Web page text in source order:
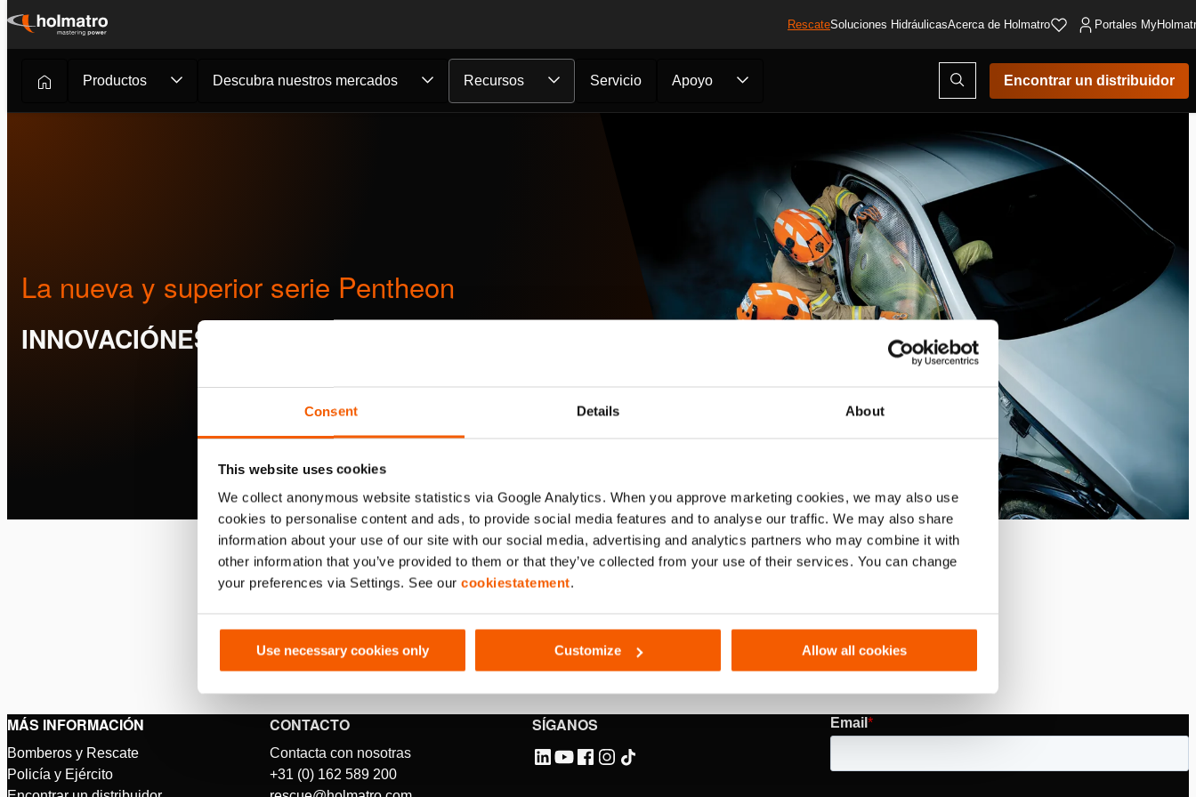
Consent Details About
This website uses cookies
We collect anonymous website statistics via Google Analytics. When you approve marketing cookies, we may also use
cookies to personalise content and ads, to provide social media features and to analyse our traffic. We may also share
information about your use of our site with our social media, advertising and analytics partners who may combine it with
other information that you’ve provided to them or that they’ve collected from your use of their services. You can change
your preferences via Settings. See our cookiestatement.
Use necessary cookies only Customize Allow all cookies
Ir
contenido
RescateSoluciones HidráulicasAcerca de Holmatro Portales
Productos Descubra nuestros mercados Recursos Servicio Apoyo
Abrir
ventana
modal
de
Encontrar un distribuidor
Rescate /Innovaciónes La nueva y superi...
La nueva y superior serie Pentheon
INNOVACIÓNES
Rendimiento irrestricto para cumplir su misión
Solo la nueva Serie Pentheon de Holmatro le ofrece un rendimiento irrestricto, una velocidad inigualable y un nivel de
SÍGANOS
MÁS INFORMACIÓN
Bomberos y Rescate
Policía y Ejército
CONTACTO
Contacta con nosotras
+31 (0) 162 589 200